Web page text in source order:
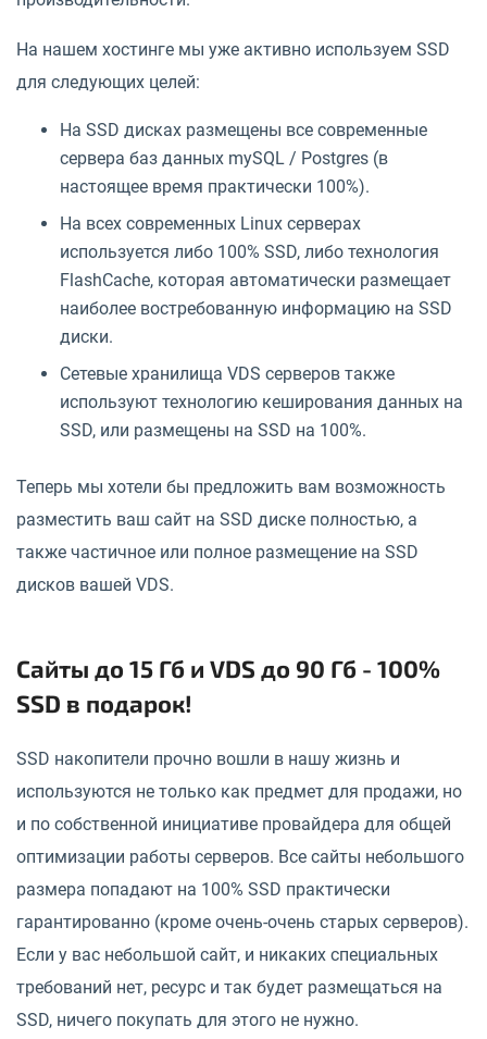
На нашем хостинге мы уже активно используем SSD
для следующих целей:
На SSD дисках размещены все современные
сервера баз данных mySQL / Postgres (в
настоящее время практически 100%).
На всех современных Linux серверах
используется либо 100% SSD, либо технология
FlashCache, которая автоматически размещает
наиболее востребованную информацию на SSD
диски.
Сетевые хранилища VDS серверов также
используют технологию кеширования данных на
SSD, или размещены на SSD на 100%.
Теперь мы хотели бы предложить вам возможность
разместить ваш сайт на SSD диске полностью, а
также частичное или полное размещение на SSD
дисков вашей VDS.
Сайты до 15 Гб и VDS до 90 Гб - 100%
SSD в подарок!
SSD накопители прочно вошли в нашу жизнь и
используются не только как предмет для продажи, но
и по собственной инициативе провайдера для общей
оптимизации работы серверов. Все сайты небольшого
размера попадают на 100% SSD практически
гарантированно (кроме очень-очень старых серверов).
Если у вас небольшой сайт, и никаких специальных
требований нет, ресурс и так будет размещаться на
SSD, ничего покупать для этого не нужно.